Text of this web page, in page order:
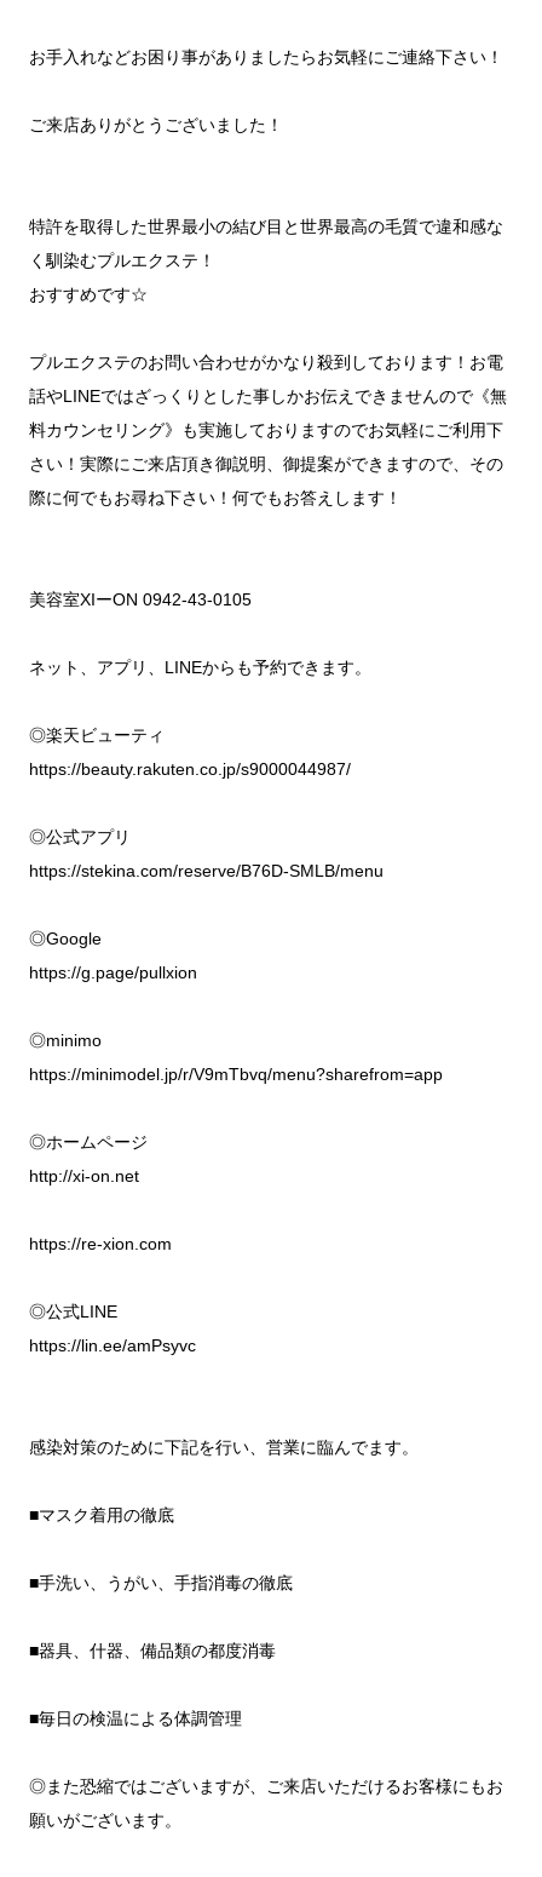
お手入れなどお困り事がありましたらお気軽にご連絡下さい！
ご来店ありがとうございました！
特許を取得した世界最小の結び目と世界最高の毛質で違和感な
く馴染むプルエクステ！
おすすめです☆
プルエクステのお問い合わせがかなり殺到しております！お電
話やLINEではざっくりとした事しかお伝えできませんので《無
料カウンセリング》も実施しておりますのでお気軽にご利用下
さい！実際にご来店頂き御説明、御提案ができますので、その
際に何でもお尋ね下さい！何でもお答えします！
美容室XIーON 0942-43-0105
ネット、アプリ、LINEからも予約できます。
◎楽天ビューティ
https://beauty.rakuten.co.jp/s9000044987/
◎公式アプリ
https://stekina.com/reserve/B76D-SMLB/menu
◎Google
https://g.page/pullxion
◎minimo
https://minimodel.jp/r/V9mTbvq/menu?sharefrom=app
◎ホームページ
http://xi-on.net
https://re-xion.com
◎公式LINE
https://lin.ee/amPsyvc
感染対策のために下記を行い、営業に臨んでます。
■マスク着用の徹底
■手洗い、うがい、手指消毒の徹底
■器具、什器、備品類の都度消毒
■毎日の検温による体調管理
◎また恐縮ではございますが、ご来店いただけるお客様にもお
願いがございます。